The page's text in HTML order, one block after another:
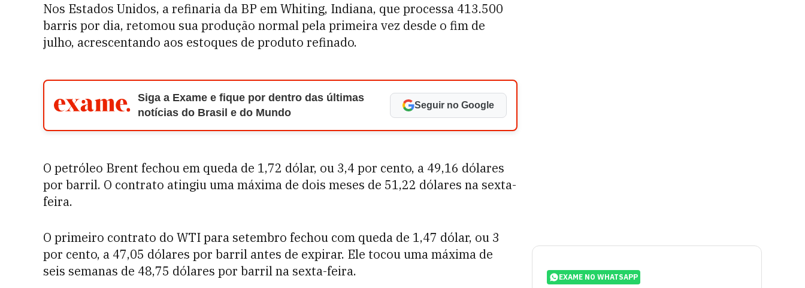
Nos Estados Unidos, a refinaria da BP em Whiting, Indiana, que processa 413.500
barris por dia, retomou sua produção normal pela primeira vez desde o fim de
julho, acrescentando aos estoques de produto refinado.
Siga a Exame e fique por dentro das últimas
notícias do Brasil e do Mundo
Seguir no Google
O petróleo Brent fechou em queda de 1,72 dólar, ou 3,4 por cento, a 49,16 dólares
por barril. O contrato atingiu uma máxima de dois meses de 51,22 dólares na sexta-
feira.
O primeiro contrato do WTI para setembro fechou com queda de 1,47 dólar, ou 3
por cento, a 47,05 dólares por barril antes de expirar. Ele tocou uma máxima de
seis semanas de 48,75 dólares por barril na sexta-feira.
EXAME NO WHATSAPP